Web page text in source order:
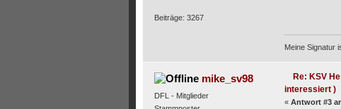
Beiträge: 3267
Meine Signatur
mike_sv98
DFL - Mitglieder
Re: KSV
interessiert )
« Antwort #3